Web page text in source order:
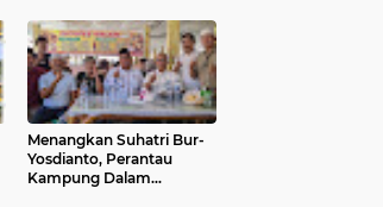
Menangkan Suhatri Bur-
Yosdianto, Perantau
Kampung Dalam